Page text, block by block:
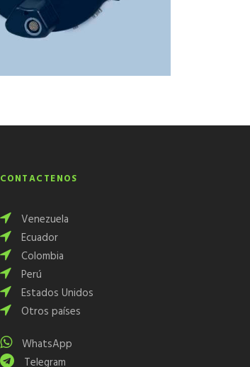
CONTÁCTENOS
Venezuela
Ecuador
Colombia
Perú
Estados Unidos
Otros países
WhatsApp
Telegram